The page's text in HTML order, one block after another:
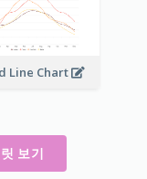
Line Chart
보기